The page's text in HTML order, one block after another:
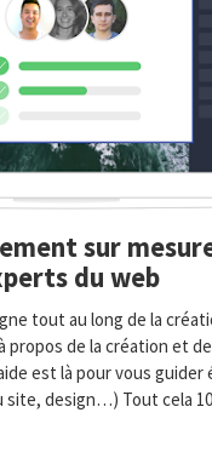
sur
du web
tout au long de la
propos de la création et
est là pour vous guider
design…) Tout cela